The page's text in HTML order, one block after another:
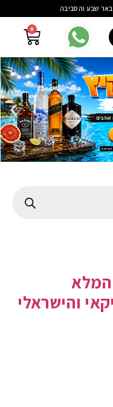
שבע והסביבה
0
המלא
והישראלי